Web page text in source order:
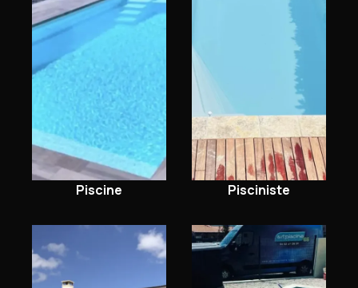
Piscine Pisciniste